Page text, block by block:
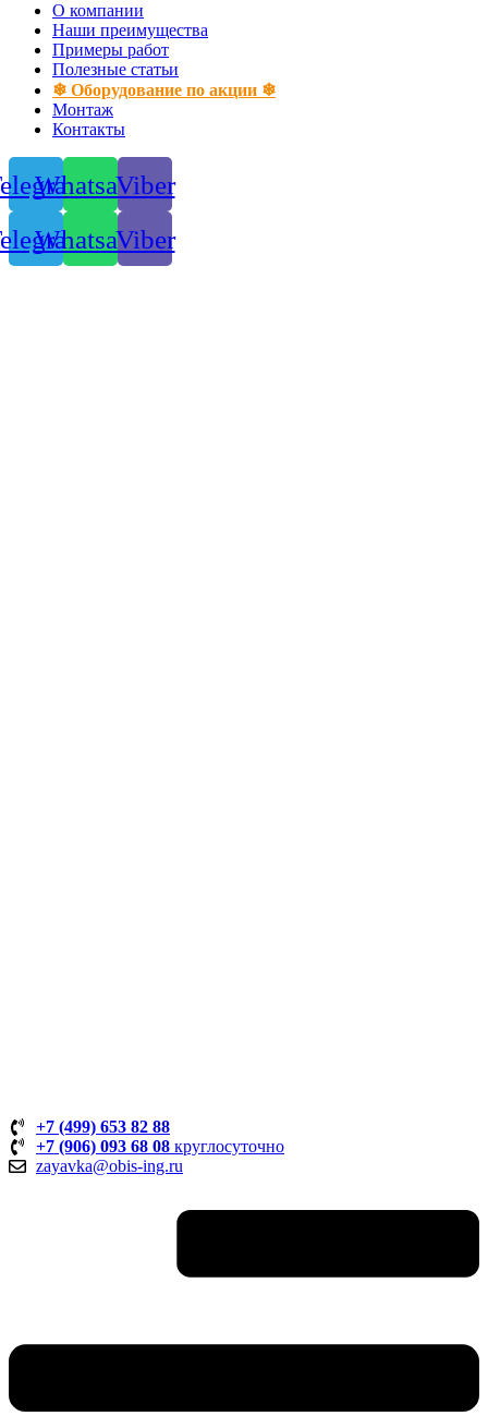
О компании
Наши преимущества
Примеры работ
Полезные статьи
❄ Оборудование по акции ❄
Монтаж
Контакты
WhatsappViber
WhatsappViber
+7 (499) 653 82 88
+7 (906) 093 68 08 круглосуточно
zayavka@obis-ing.ru